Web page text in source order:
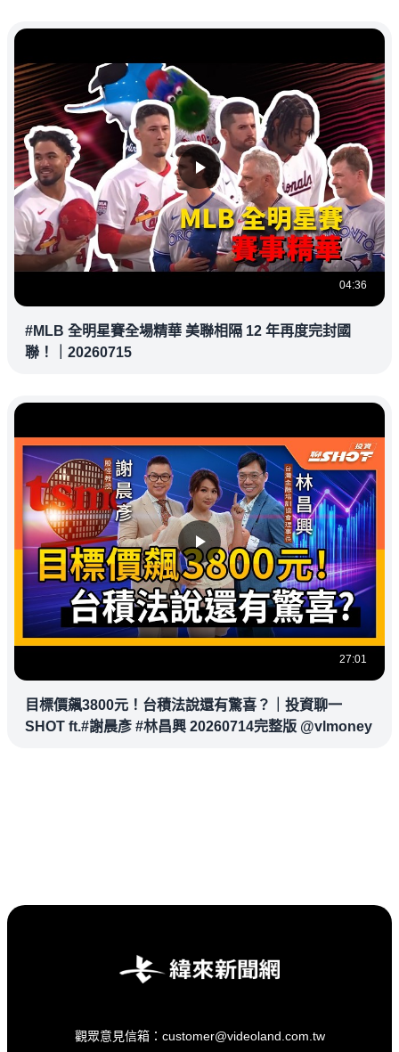
04:36
#MLB 全明星賽全場精華 美聯相隔 12 年再度完封國
聯！｜20260715
27:01
目標價飆3800元！台積法說還有驚喜？｜投資聊一
SHOT ft.#謝晨彥 #林昌興 20260714完整版 @vlmoney
觀眾意見信箱：customer@videoland.com.tw